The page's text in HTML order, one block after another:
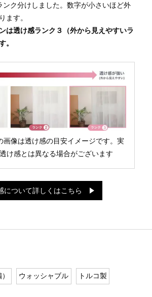
ンク分けしました。数字が小さいほど外
ます。
は透け感ランク３（外から見えやすいラ
。
像は透け感の目安イメージです。実
け感とは異なる場合がございます
について詳しくはこちら
ウォッシャブル トルコ製